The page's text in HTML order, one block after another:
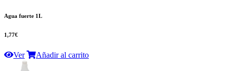
Agua fuerte 1L
1,77€
Ver Añadir al carrito